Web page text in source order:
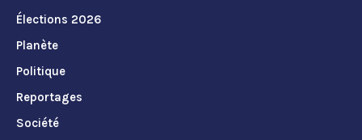
Élections 2026
Planète
Politique
Reportages
Société